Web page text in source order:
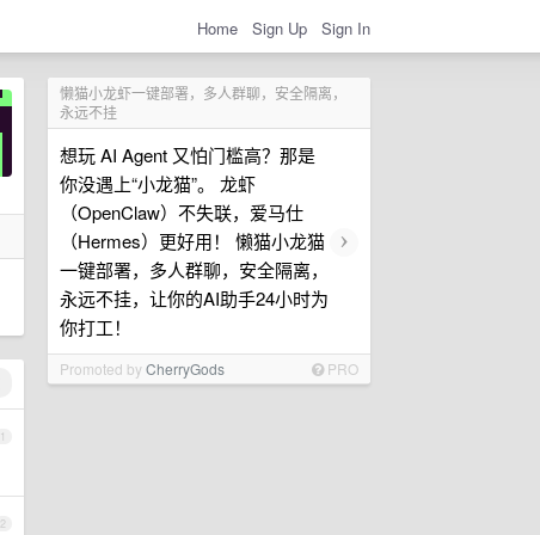
Home Sign Up Sign In
懒猫小龙虾一键部署，多人群聊，安全隔离，
永远不挂
想玩 AI Agent 又怕门槛高？那是
你没遇上“小龙猫”。 龙虾
（OpenClaw）不失联，爱马仕
（Hermes）更好用！ 懒猫小龙猫
一键部署，多人群聊，安全隔离，
永远不挂，让你的AI助手24小时为
你打工！
›
Promoted byCherryGods PRO
1
2